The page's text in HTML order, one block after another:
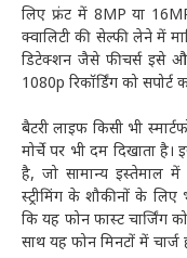
लिए फ्रंट में 8MP या
क्वालिटी की सेल्फी लेने में
डिटेक्शन जैसे फीचर्स इसे
1080p रिकॉर्डिंग को
बैटरी लाइफ किसी भी
मोर्चे पर भी दम दिखाता
है, जो सामान्य इस्तेमाल
स्ट्रीमिंग के शौकीनों के
कि यह फोन फास्ट चार्जिंग
साथ यह फोन मिनटों में चार्ज